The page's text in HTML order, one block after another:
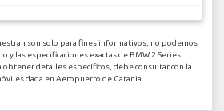
son solo para fines informativos, no podemos
y las especificaciones exactas de BMW 2 Series
obtener detalles específicos, debe consultar con la
dada en Aeropuerto de Catania.